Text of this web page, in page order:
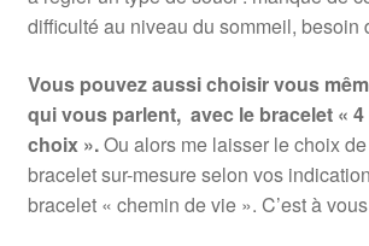
difficulté au niveau du sommeil, besoin
Vous pouvez aussi choisir vous
qui vous parlent, avec le bracelet «
choix ».Ou alors me laisser le choix
bracelet sur-mesure selon vos
bracelet « chemin de vie ». C’est à